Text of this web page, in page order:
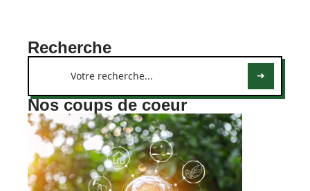
Recherche
Nos coups de coeur